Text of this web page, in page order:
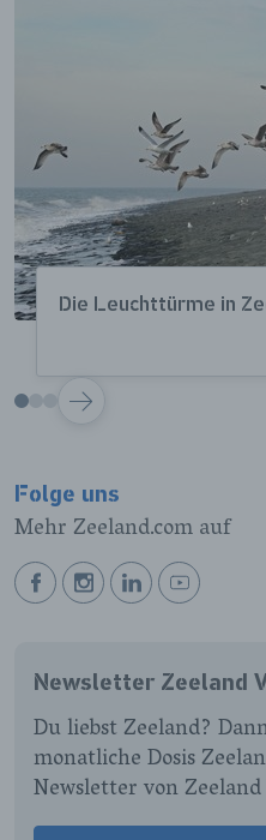
Die Leuchttürme in
VOLGENDE
Folge uns
Mehr Zeeland.com auf
BEKIJK
PAGINA
BEKIJK
PAGINA
BEKIJK
PAGINA
BEKIJK
PAGINA
Newsletter Zeeland
Du liebst Zeeland?
monatliche Dosis
Newsletter von